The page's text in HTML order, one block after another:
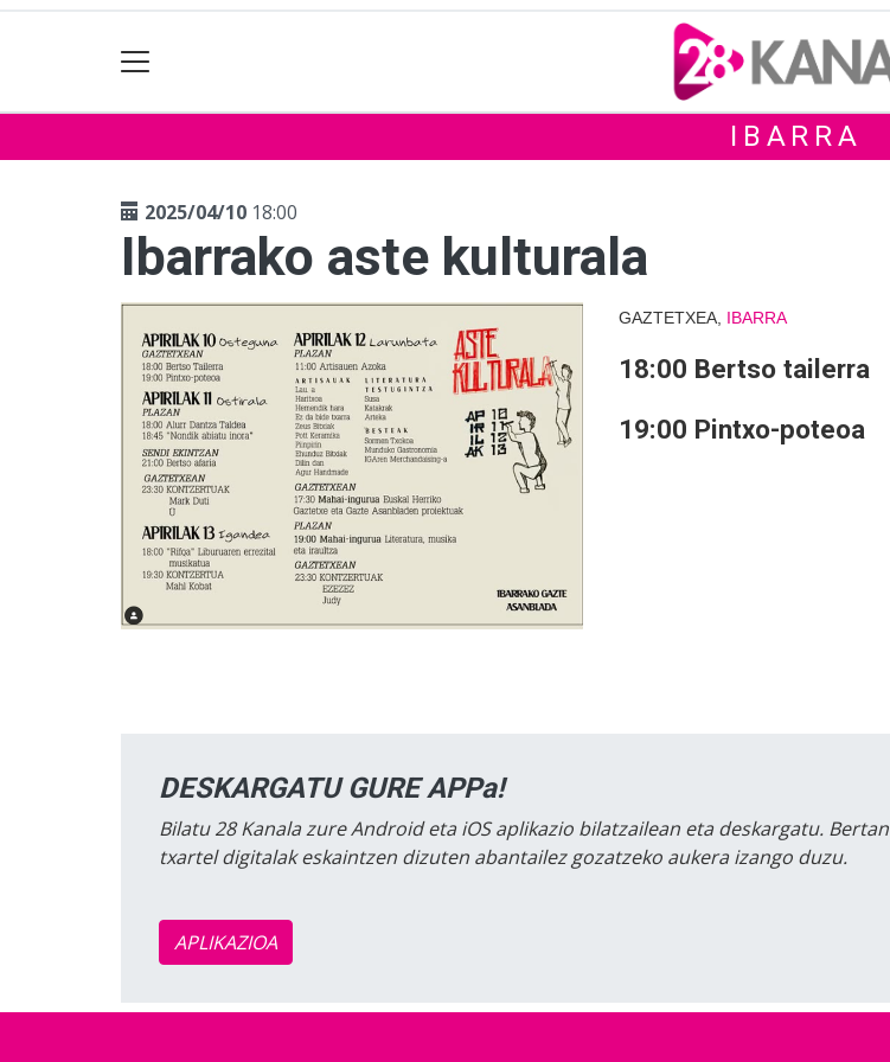
IBARRA
2025/04/10 18:00
Ibarrako aste kulturala
GAZTETXEA, IBARRA
18:00 Bertso tailerra
19:00 Pintxo-poteoa
DESKARGATU GURE APPa!
Bilatu 28 Kanala zure Android eta iOS aplikazio bilatzailean eta deskargatu. Bertan
txartel digitalak eskaintzen dizuten abantailez gozatzeko aukera izango duzu.
APLIKAZIOA